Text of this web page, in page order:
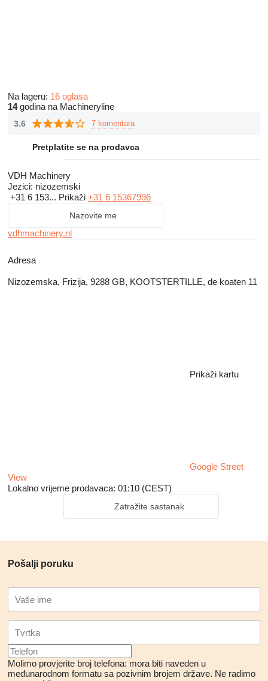
Na lageru: 16 oglasa
14godina na Machineryline
3.6 7 komentara
Pretplatite se na prodavca
VDH Machinery
Jezici: nizozemski
+31 6 153... Prikaži +31 6 15367996
Nazovite me
vdhmachinery.nl
Adresa
Nizozemska, Frizija, 9288 GB, KOOTSTERTILLE, de koaten 11
Prikaži kartu
Google Street
View
Lokalno vrijeme prodavaca: 01:10 (CEST)
Zatražite sastanak
Pošalji poruku
Molimo provjerite broj telefona: mora biti naveden u
međunarodnom formatu sa pozivnim brojem države. Ne radimo